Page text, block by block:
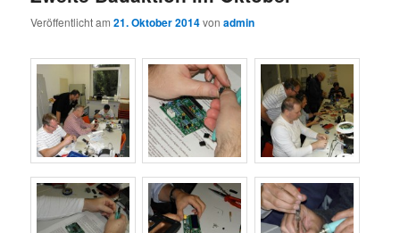
Veröffentlicht am21. Oktober 2014vonadmin